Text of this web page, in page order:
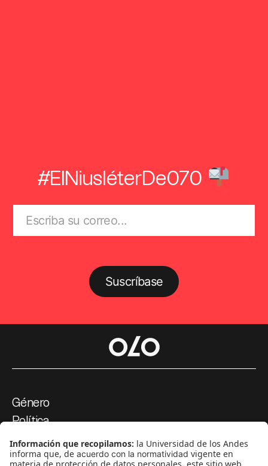
#ElNiusléterDe070
Suscríbase
Género
Política
Cultura
Medio ambiente